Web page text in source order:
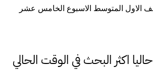
الاول المتوسط الاسبوع الخامس عشر
اكثر البحث في الوقت الحالي